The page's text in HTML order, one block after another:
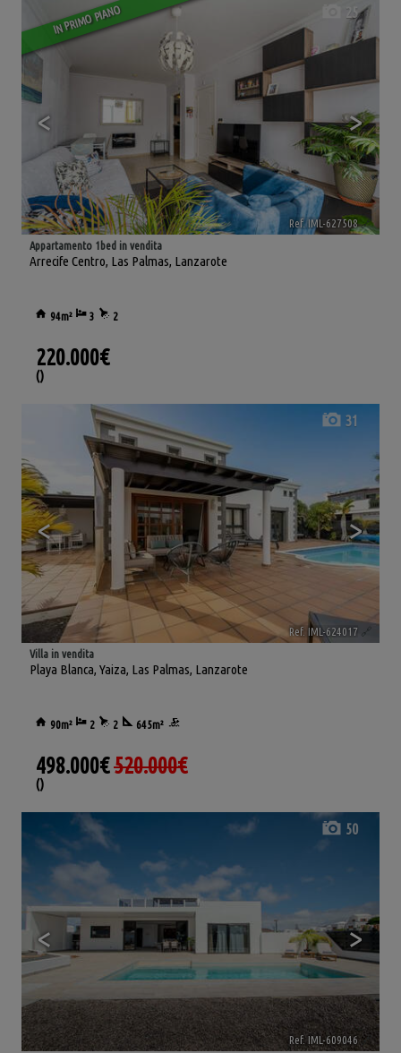
IN PRIMO PIANO
< >
25
Ref. IML-627508 🔗
Arrecife Centro, Las Palmas, Lanzarote
Appartamento 1bed in vendita
94m² 3 2
220.000€
()
< >
31
Ref. IML-624017 🔗
Playa Blanca, Yaiza, Las Palmas, Lanzarote
Villa in vendita
90m² 2 2 645m²
498.000€520.000€
()
< >
50
Ref. IML-609046 🔗